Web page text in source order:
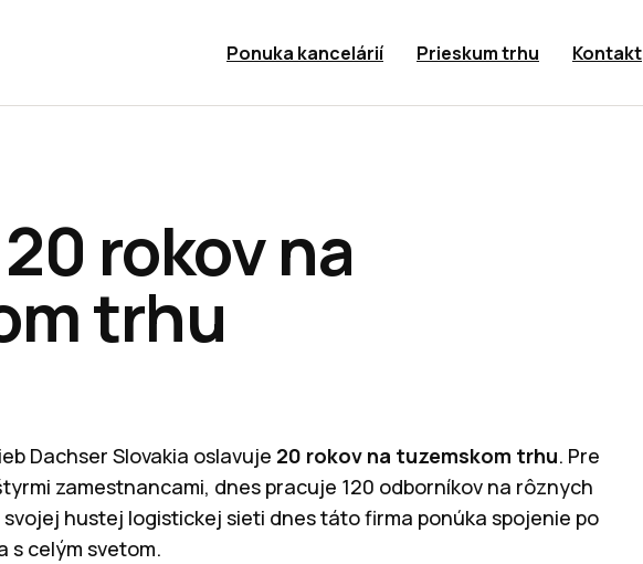
Ponuka kancelárií Prieskum trhu Kontakt
rokov na
trhu
Dachser Slovakia oslavuje 20 rokov na tuzemskom trhu. Pre
zamestnancami, dnes pracuje 120 odborníkov na rôznych
hustej logistickej sieti dnes táto firma ponúka spojenie po
s celým svetom.